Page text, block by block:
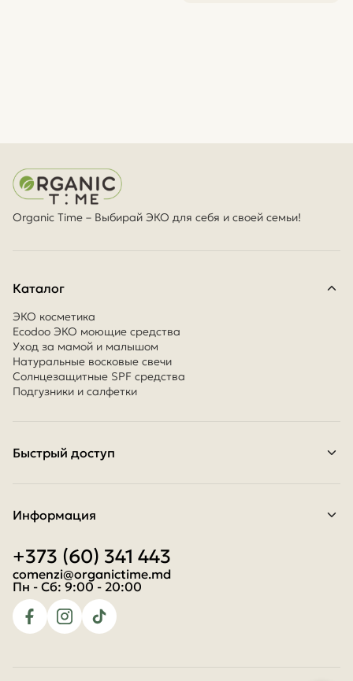
Organic Time – Выбирай ЭКО для себя и своей семьи!
Каталог
ЭКО косметика
Ecodoo ЭКО моющие средства
Уход за мамой и малышом
Натуральные восковые свечи
Солнцезащитные SPF средства
Подгузники и салфетки
Быстрый доступ
Условия доставки
Программа лояльности
Информация
О файлах cookie
Условия и положения
Политика конфиденциальности
+373 (60) 341 443
comenzi@organictime.md
Пн - Cб: 9:00 - 20:00